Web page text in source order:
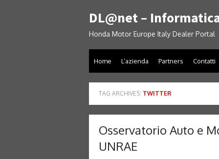
to
content
DL@net –
Honda Motor Europe Italy Dealer Portal
Home L’azienda Partners Contatti
TAG ARCHIVES: TWITTER
Osservatorio Auto e
UNRAE